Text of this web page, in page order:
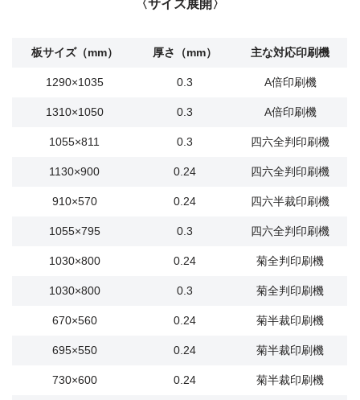
〈サイズ展開〉
板サイズ（mm） 厚さ（mm） 主な対応印刷機
1290×1035 0.3 A倍印刷機
1310×1050 0.3 A倍印刷機
1055×811 0.3 四六全判印刷機
1130×900 0.24 四六全判印刷機
910×570 0.24 四六半裁印刷機
1055×795 0.3 四六全判印刷機
1030×800 0.24 菊全判印刷機
1030×800 0.3 菊全判印刷機
670×560 0.24 菊半裁印刷機
695×550 0.24 菊半裁印刷機
730×600 0.24 菊半裁印刷機